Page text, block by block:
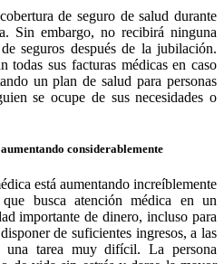
de seguro de salud durante
Sin embargo, no recibirá ninguna
seguros después de la jubilación.
todas sus facturas médicas en caso
un plan de salud para personas
se ocupe de sus necesidades o
considerablemente
está aumentando increíblemente
busca atención médica en un
importante de dinero, incluso para
de suficientes ingresos, a las
una tarea muy difícil. La persona